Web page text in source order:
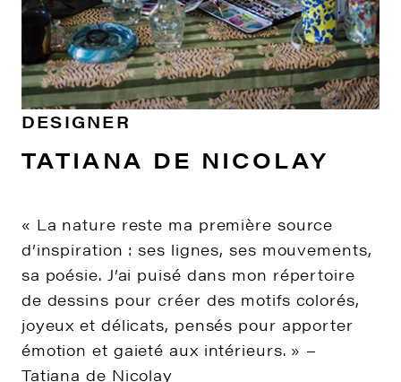
DESIGNER
TATIANA DE NICOLAY
« La nature reste ma première source
d’inspiration : ses lignes, ses mouvements,
sa poésie. J’ai puisé dans mon répertoire
de dessins pour créer des motifs colorés,
joyeux et délicats, pensés pour apporter
émotion et gaieté aux intérieurs. » –
Tatiana de Nicolay